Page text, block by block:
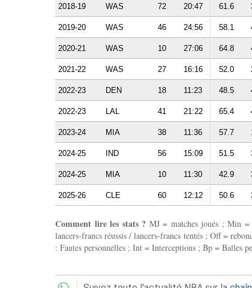
2018-19 WAS 72 20:47 61.6
2019-20 WAS 46 24:56 58.1
2020-21 WAS 10 27:06 64.8
2021-22 WAS 27 16:16 52.0
2022-23 DEN 18 11:23 48.5
2022-23 LAL 41 21:22 65.4
2023-24 MIA 38 11:36 57.7
2024-25 IND 56 15:09 51.5
2024-25 MIA 10 11:30 42.9
2025-26 CLE 60 12:12 50.6
Comment lire les stats ? MJ = matches joués ; Min
lancers-francs réussis / lancers-francs tentés ; Off =
: Fautes personnelles ; Int = Interceptions ; Bp = Balles